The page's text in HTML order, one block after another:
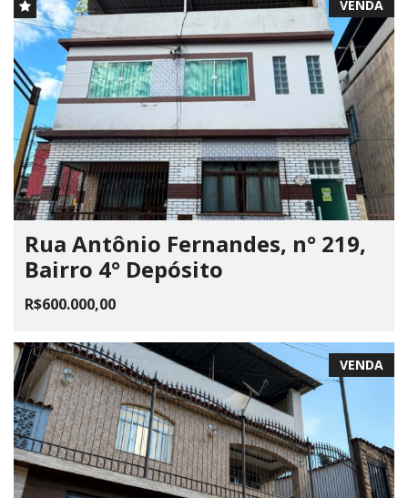
VENDA
Rua Antônio Fernandes, n° 219,
Bairro 4° Depósito
R$600.000,00
VENDA